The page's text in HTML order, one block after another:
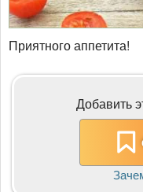
Приятного аппетита!
Добавить